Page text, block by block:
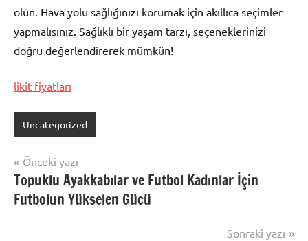
olun. Hava yolu sağlığınızı korumak için akıllıca seçimler
yapmalısınız. Sağlıklı bir yaşam tarzı, seçeneklerinizi
doğru değerlendirerek mümkün!
likit fiyatları
Uncategorized
Yazı
gezinmesi
Önceki yazı
Topuklu Ayakkabılar ve Futbol Kadınlar İçin
Futbolun Yükselen Gücü
Sonraki yazı